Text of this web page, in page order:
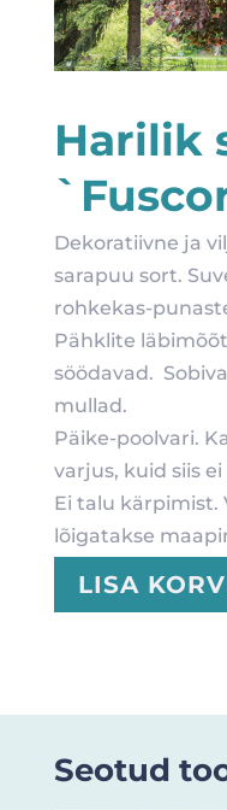
Harilik
Dekoratiivne ja
sarapuu sort.
rohkekas-
Pähklite
söödavad.
mullad.
Päike-poolvari.
varjus, kuid siis
Ei talu kärpimist.
lõigatakse
LISA
Seotud